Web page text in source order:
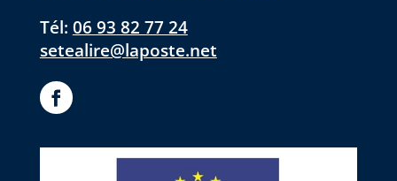
Tél: 06 93 82 77 24
setealire@laposte.net